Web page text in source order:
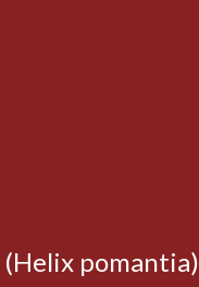
pomantia)